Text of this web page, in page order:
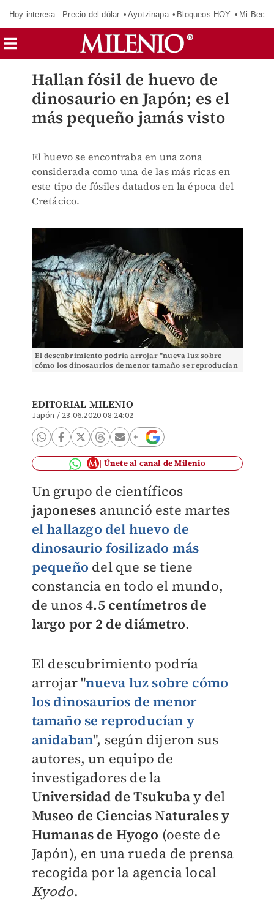
Hoy interesa: Precio del dólar Ayotzinapa Bloqueos HOY Mi Beca
Hallan fósil de huevo de
dinosaurio en Japón; es el
más pequeño jamás visto
El huevo se encontraba en una zona
considerada como una de las más ricas en
este tipo de fósiles datados en la época del
Cretácico.
El descubrimiento podría arrojar "nueva luz sobre
cómo los dinosaurios de menor tamaño se reproducían
EDITORIAL MILENIO
Japón / 23.06.2020 08:24:02
Únete al canal de Milenio
Un grupo de científicos
japoneses anunció este martes
el hallazgo del huevo de
dinosaurio fosilizado más
pequeño del que se tiene
constancia en todo el mundo,
de unos4.5 centímetros de
largo por 2 de diámetro.
El descubrimiento podría
arrojar "nueva luz sobre cómo
los dinosaurios de menor
tamaño se reproducían y
anidaban", según dijeron sus
autores, un equipo de
investigadores de la
Universidad de Tsukubay del
Museo de Ciencias Naturales y
Humanas de Hyogo (oeste de
Japón), en una rueda de prensa
recogida por la agencia local
Kyodo.